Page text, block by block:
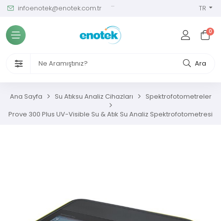
infoenotek@enotek.com.tr TR
0
Ara
Tüm Kategoriler
Kalibrasyon Masası
VE İŞÇİ SAĞLIĞI CİHAZLARI
Ölçerler ve Kalibratörler
Ana Sayfa Su Atıksu Analiz Cihazları Spektrofotometreler
Prove 300 Plus UV-Visible Su & Atık Su Analiz Spektrofotometresi